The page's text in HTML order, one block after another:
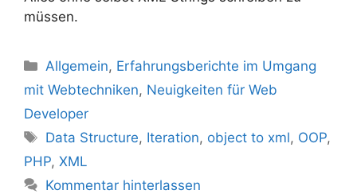
müssen.
Kategorien
Allgemein, Erfahrungsberichte im Umgang
mit Webtechniken, Neuigkeiten für Web
Developer
Schlagwörter
Data Structure, Iteration, object to xml, OOP,
PHP, XML
Kommentar hinterlassen